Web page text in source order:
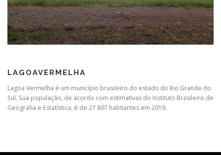
LAGOAVERMELHA
Lagoa Vermelha é um município brasileiro do estado do Rio Grande do
Sul. Sua população, de acordo com estimativas do Instituto Brasileiro de
Geografia e Estatística, é de 27 807 habitantes em 2019.